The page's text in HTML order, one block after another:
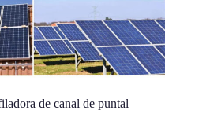
de canal de puntal